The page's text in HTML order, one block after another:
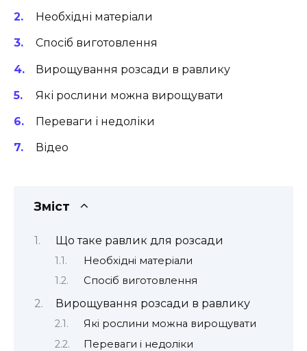
Необхідні матеріали
Спосіб виготовлення
Вирощування розсади в равлику
Які рослини можна вирощувати
Переваги і недоліки
Відео
Зміст
Що таке равлик для розсади
Необхідні матеріали
Спосіб виготовлення
Вирощування розсади в равлику
Які рослини можна вирощувати
Переваги і недоліки